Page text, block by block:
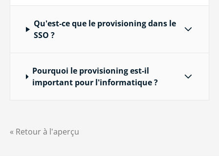
« Retour à l'aperçu
Qu'est-ce que le provisioning dans le
SSO ?
Pourquoi le provisioning est-il
important pour l'informatique ?